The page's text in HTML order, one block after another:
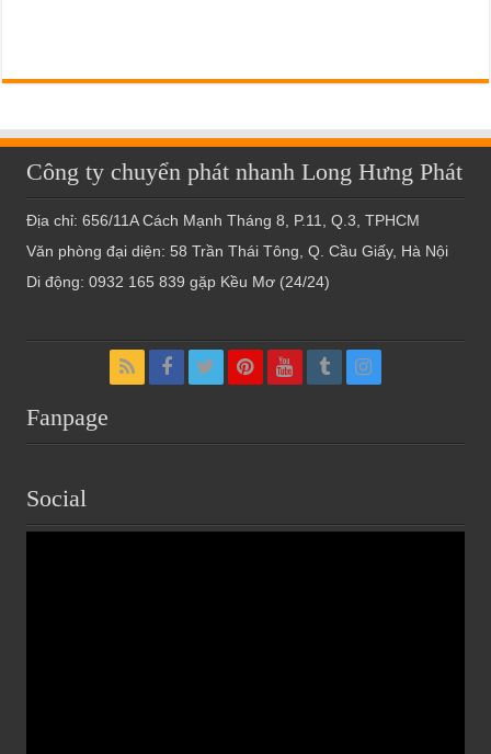
Công ty chuyển phát nhanh Long Hưng Phát
Địa chỉ: 656/11A Cách Mạnh Tháng 8, P.11, Q.3, TPHCM
Văn phòng đại diện: 58 Trần Thái Tông, Q. Cầu Giấy, Hà Nội
Di động: 0932 165 839 gặp Kều Mơ (24/24)
Fanpage
Social